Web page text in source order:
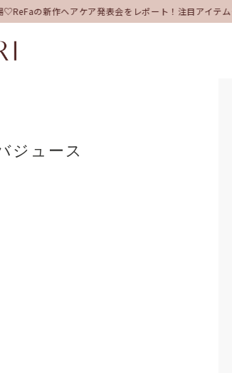
♡ReFaの新作ヘアケア発表会をレポート！注目アイテ
ュース